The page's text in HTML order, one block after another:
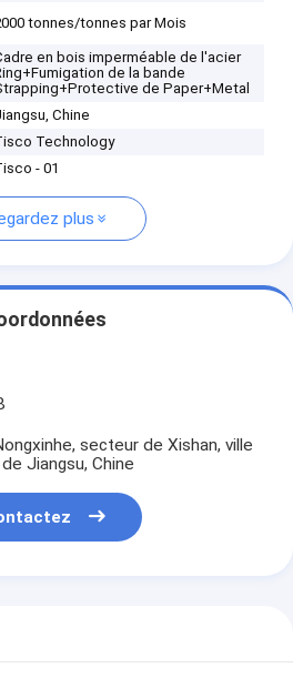
tonnes/tonnes par Mois
en bois imperméable de l'acier
de la bande
de Paper+Metal
Chine
Technology
- 01
plus
secteur de Xishan, ville
Jiangsu, Chine